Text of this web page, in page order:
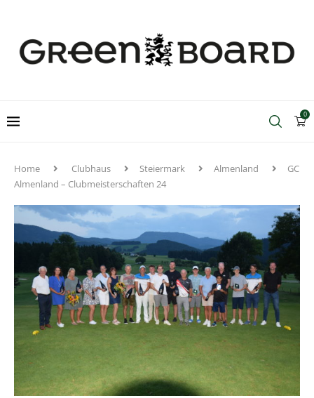
0
Home Clubhaus Steiermark Almenland
GC
Almenland – Clubmeisterschaften 24